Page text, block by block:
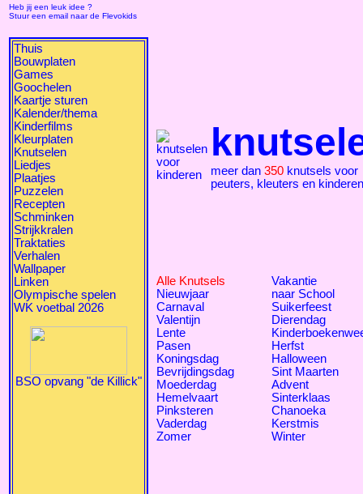
Heb jij een leuk idee ?
Stuur een email naar de Flevokids
Thuis
Bouwplaten
Games
Goochelen
Kaartje sturen
Kalender/thema
Kinderfilms
Kleurplaten
Knutselen
Liedjes
Plaatjes
Puzzelen
Recepten
Schminken
Strijkkralen
Traktaties
Verhalen
Wallpaper
Linken
Olympische spelen
WK voetbal 2026
BSO opvang "de Killick"
meer dan 350 knutsels voor
peuters, kleuters en kinderen
Alle Knutsels
Nieuwjaar
Carnaval
Valentijn
Lente
Pasen
Koningsdag
Bevrijdingsdag
Moederdag
Hemelvaart
Pinksteren
Vaderdag
Zomer
Vakantie
naar School
Suikerfeest
Dierendag
Herfst
Halloween
Sint Maarten
Advent
Sinterklaas
Chanoeka
Kerstmis
Winter